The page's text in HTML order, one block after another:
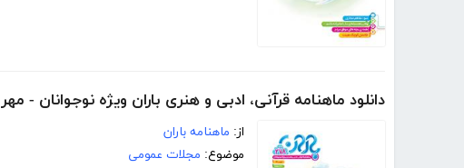
دانلود ماهنامه قرآنی، ادبی و هنری باران ویژه نوجوانان - مهر
از: ماهنامه باران
موضوع: مجلات عمومی